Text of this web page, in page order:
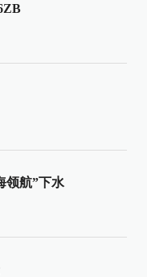
领航”下水